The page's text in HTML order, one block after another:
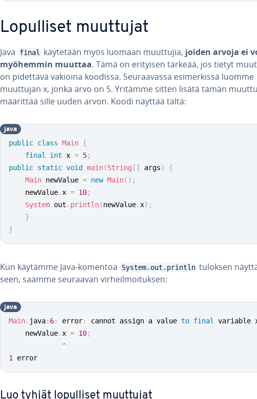
Lo­pul­li­set muuttujat
Java final käytetään myös luomaan muuttujia, joiden arvoja ei
myöhemmin muuttaa. Tämä on erityisen tärkeää, jos tietyt
on pidettävä vakioina koodissa. Seu­raa­vas­sa esi­mer­kis­sä luomme
muuttujan x, jonka arvo on 5. Yritämme sitten lisätä tämän
määrittää sille uuden arvon. Koodi näyttää tältä:
public class Main {
final
int x = 5;
public static void main(String [ ] args)
{
Main newValue = new Main( ) ;
	newValue
. x = 10;
System. out . println(newValue. x) ;
}
}
java
Kun käytämme Java-komentoa System.out.println tuloksen
seen, saamme seuraavan vir­heil­moi­tuk­sen:
Main. java: 6: error: cannot assign a value to final
variable
	newValue
. x = 10;
^
1
error
java
Luo tyhjät lo­pul­li­set muuttujat